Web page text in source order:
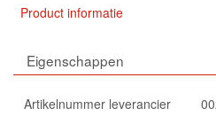
Product informatie
Eigenschappen
Artikelnummer leverancier